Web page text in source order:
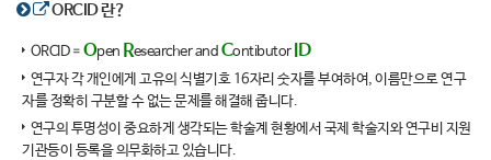
ORCID 란?
ORCID = Open Researcher and Contibutor ID
연구자 각 개인에게 고유의 식별기호 16자리 숫자를 부여하여, 이름만으로 연구
자를 정확히 구분할 수 없는 문제를 해결해 줍니다.
연구의 투명성이 중요하게 생각되는 학술계 현황에서 국제 학술지와 연구비 지원
기관등이 등록을 의무화하고 있습니다.